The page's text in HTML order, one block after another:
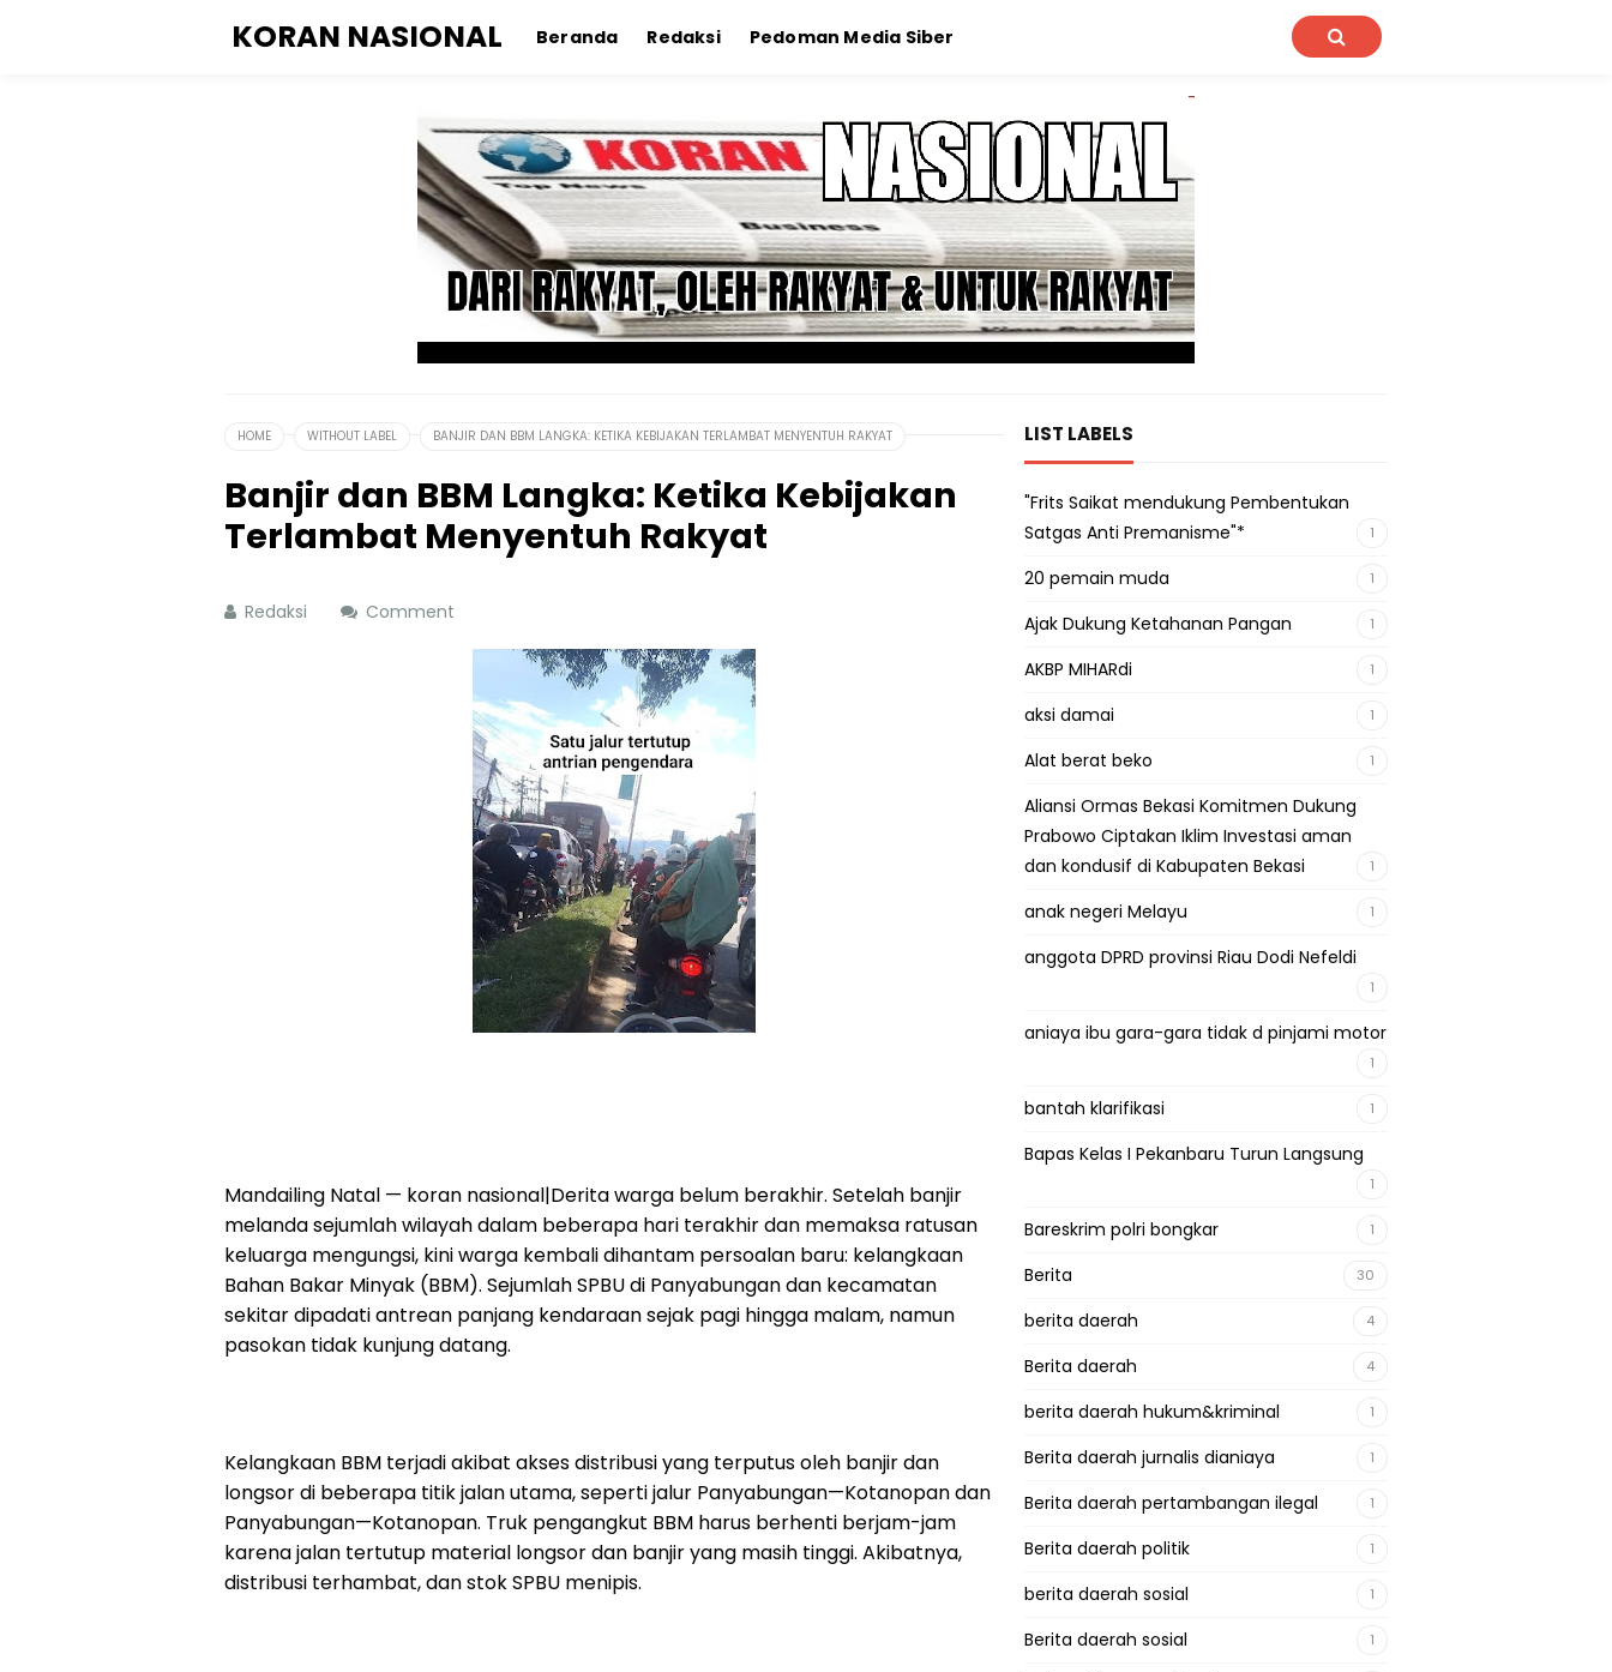
KORAN NASIONAL Beranda Redaksi Pedoman Media Siber
HOME WITHOUT LABEL BANJIR DAN BBM LANGKA: KETIKA KEBIJAKAN TERLAMBAT MENYENTUH RAKYAT
Banjir dan BBM Langka: Ketika Kebijakan
Terlambat Menyentuh Rakyat
Redaksi Comment
Mandailing Natal — koran nasional|Derita warga belum berakhir. Setelah banjir
melanda sejumlah wilayah dalam beberapa hari terakhir dan memaksa ratusan
keluarga mengungsi, kini warga kembali dihantam persoalan baru: kelangkaan
Bahan Bakar Minyak (BBM). Sejumlah SPBU di Panyabungan dan kecamatan
sekitar dipadati antrean panjang kendaraan sejak pagi hingga malam, namun
pasokan tidak kunjung datang.
Kelangkaan BBM terjadi akibat akses distribusi yang terputus oleh banjir dan
longsor di beberapa titik jalan utama, seperti jalur Panyabungan—Kotanopan dan
Panyabungan—Kotanopan. Truk pengangkut BBM harus berhenti berjam-jam
karena jalan tertutup material longsor dan banjir yang masih tinggi. Akibatnya,
distribusi terhambat, dan stok SPBU menipis.
LIST LABELS
"Frits Saikat mendukung Pembentukan
Satgas Anti Premanisme"*
1
20 pemain muda 1
Ajak Dukung Ketahanan Pangan 1
AKBP MIHARdi 1
aksi damai 1
Alat berat beko 1
Aliansi Ormas Bekasi Komitmen Dukung
Prabowo Ciptakan Iklim Investasi aman
dan kondusif di Kabupaten Bekasi
1
anak negeri Melayu 1
anggota DPRD provinsi Riau Dodi Nefeldi
1
aniaya ibu gara-gara tidak d pinjami motor
1
bantah klarifikasi 1
Bapas Kelas I Pekanbaru Turun Langsung
1
Bareskrim polri bongkar 1
Berita 30
berita daerah 4
Berita daerah 4
berita daerah hukum&kriminal 1
Berita daerah jurnalis dianiaya 1
Berita daerah pertambangan ilegal 1
Berita daerah politik 1
berita daerah sosial 1
Berita daerah sosial 1